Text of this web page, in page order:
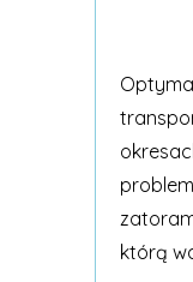
którą